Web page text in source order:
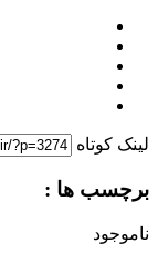
لینک کوتاه
برچسب ها :
ناموجود